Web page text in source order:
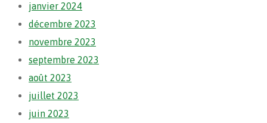
janvier 2024
décembre 2023
novembre 2023
septembre 2023
août 2023
juillet 2023
juin 2023